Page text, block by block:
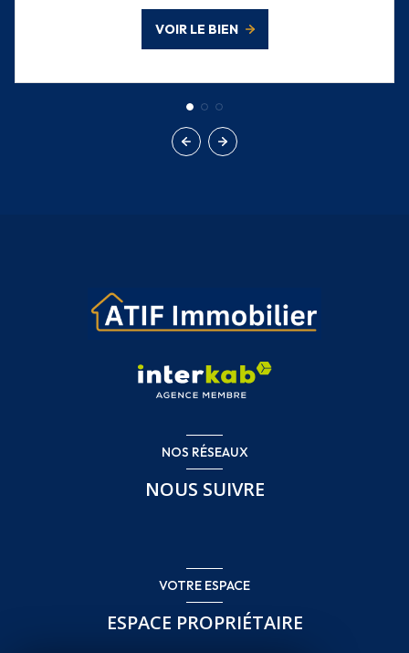
VOIR LE BIEN
NOS RÉSEAUX
NOUS SUIVRE
VOTRE ESPACE
ESPACE PROPRIÉTAIRE